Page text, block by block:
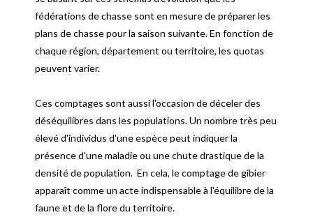
fédérations de chasse sont en mesure de préparer les
plans de chasse pour la saison suivante. En fonction de
chaque région, département ou territoire, les quotas
peuvent varier.
Ces comptages sont aussi l'occasion de déceler des
déséquilibres dans les populations. Un nombre très peu
élevé d'individus d'une espèce peut indiquer la
présence d'une maladie ou une chute drastique de la
densité de population. En cela, le comptage de gibier
apparaît comme un acte indispensable à l'équilibre de la
faune et de la flore du territoire.